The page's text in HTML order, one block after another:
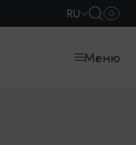
RU
Меню